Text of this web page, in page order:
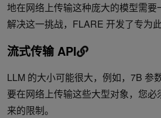
地在网络上传输这种庞大的模型需要
解决这一挑战，FLARE 开发了专为
流式传输 API
LLM 的大小可能很大，例如，7B 参
要在网络上传输这些大型对象，您
来的限制。